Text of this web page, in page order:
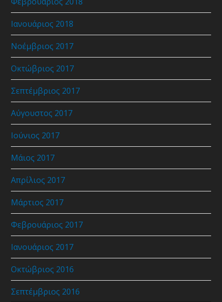
Ιανουάριος 2018
Νοέμβριος 2017
Οκτώβριος 2017
Σεπτέμβριος 2017
Αύγουστος 2017
Ιούνιος 2017
Μάιος 2017
Απρίλιος 2017
Μάρτιος 2017
Φεβρουάριος 2017
Ιανουάριος 2017
Οκτώβριος 2016
Σεπτέμβριος 2016